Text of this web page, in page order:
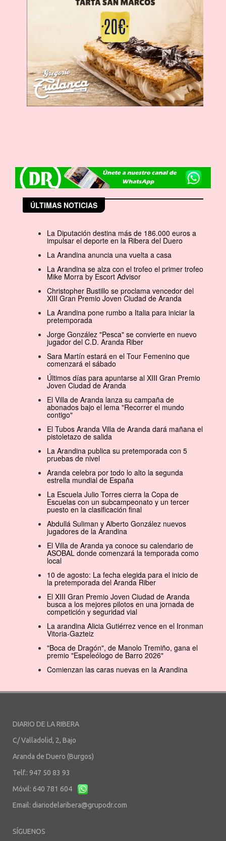
ÚLTIMAS NOTICIAS
La Diputación destina más de 186.000 euros a
impulsar el deporte en la Ribera del Duero
La Arandina anuncia una vuelta a casa
La Arandina se alza con el trofeo el primer trofeo
Mike Morra by Escort Advisor
Christopher Bustillo se proclama vencedor del
XIII Gran Premio Joven Ciudad de Aranda
La Arandina pone rumbo a Italia para iniciar la
pretemporada
Jorge González "Pesca" se convierte en nuevo
jugador del C.D. Aranda Riber
Sara Martín estará en el Tour Femenino que
comenzará el sábado
Últimos días para apuntarse al XIII Gran Premio
Joven Ciudad de Aranda
El Villa de Aranda lanza su campaña de
abonados bajo el lema "Recorrer el mundo
contigo"
El Tubos Aranda Villa de Aranda dará mañana el
pistoletazo de salida
La Arandina publica su pretemporada con 5
pruebas de nivel
Aranda celebra por todo lo alto la segunda
estrella mundial de España
La Escuela Julio Torres cierra la Copa de
Escuelas con un subcampeonato y un tercer
puesto en la clasificación final
Abdullá Suliman y Alberto González nuevos
jugadores de la Arandina
El Villa de Aranda ya conoce su calendario de
ASOBAL donde comenzará la temporada como
local
10 de agosto: La fecha elegida para el inicio de
la pretemporada del Aranda Riber
El XIII Gran Premio Joven Ciudad de Aranda
busca a los mejores pilotos en una jornada de
competición y seguridad vial
La arandina Alicia Gutiérrez vence en el Ironman
Vitoria-Gazteiz
"Boca de Dragón", de Manolo Tremiño, gana el
premio "Espeleólogo de Barro 2026"
Comienzan las caras nuevas en la Arandina
DIARIO DE LA RIBERA
C/ Valladolid, 2, Bajo
Aranda de Duero (Burgos)
Telf.: 947 50 83 93
Móvil: 640 781 604
Email: diariodelaribera@grupodr.com
SÍGUENOS